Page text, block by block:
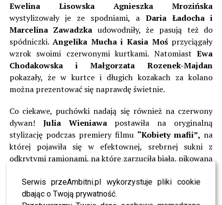
Serwis przeAmbitni.pl wykorzystuje pliki cookie
dbając o Twoją prywatność.
Ewelina Lisowska Agnieszka Mrozińska
wystylizowały je ze spodniami, a Daria Ładocha i
Marcelina Zawadzka udowodniły, że pasują też do
spódniczki.Angelika Mucha i Kasia Moś przyciągały
wzrok swoimi czerwonymi kurtkami. NatomiastEwa
Chodakowska i Małgorzata Rozenek-Majdan
pokazały, że w kurtce i długich kozakach za kolano
można prezentować się naprawdę świetnie.
Co ciekawe, puchówki nadają się również na czerwony
dywan! Julia Wieniawapostawiła na oryginalną
stylizację podczas premiery filmu “Kobiety mafii”, na
której pojawiła się w efektownej, srebrnej sukni z
odkrytymi ramionami, na które zarzuciła białą, pikowaną
koszulę z luźnymi dżinsami i złotą kurtką, a Marcelina
Zawadzkapostanowiła zostać damą w czerwieni, ale w